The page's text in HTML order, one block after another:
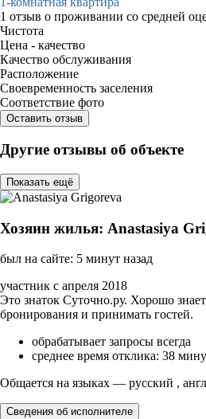
1 отзыв о проживании со средней
Чистота
Цена - качество
Качество обслуживания
Расположение
Своевременность заселения
Соответствие фото
Оставить отзыв
Другие отзывы об объекте
Показать ещё
Хозяин жилья: Anastasiya
был на сайте: 5 минут назад
участник с апреля 2018
Это знаток Суточно.ру. Хорошо
бронирования и принимать гостей.
обрабатывает запросы всегда
среднее время отклика: 38
Общается на языках — русский ,
Сведения об исполнителе